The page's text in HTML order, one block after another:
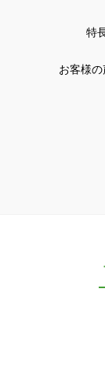
特
お客様の